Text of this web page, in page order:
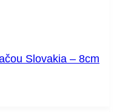
Slovakia – 8cm